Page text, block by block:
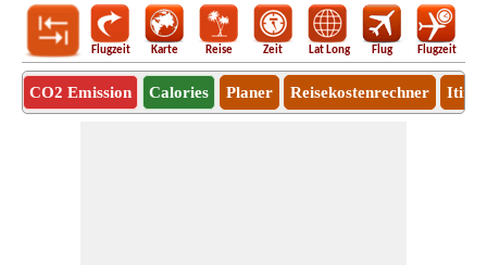
Flugzeit Karte Reise Zeit Lat Long Flug Flugzeit
CO2 Emission Calories Planer Reisekostenrechner